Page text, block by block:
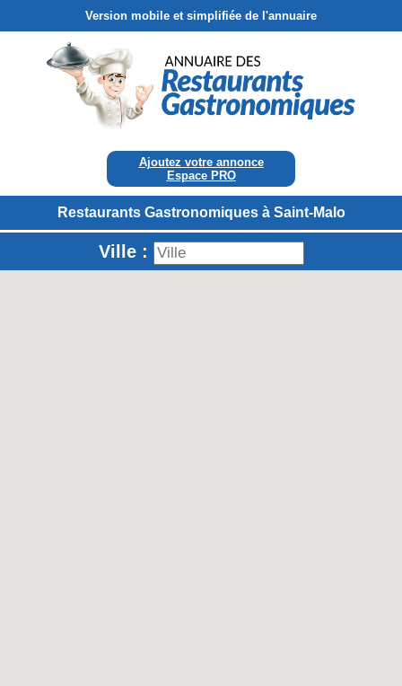
Version mobile et simplifiée de l'annuaire
Ajoutez votre annonce
Espace PRO
Restaurants Gastronomiques à Saint-Malo
Ville :